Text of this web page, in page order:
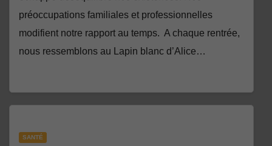
préoccupations familiales et professionnelles
modifient notre rapport au temps. A chaque rentrée,
nous ressemblons au Lapin blanc d’Alice…
SANTÉ